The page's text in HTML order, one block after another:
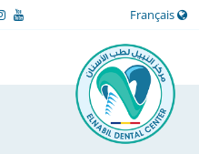
Français